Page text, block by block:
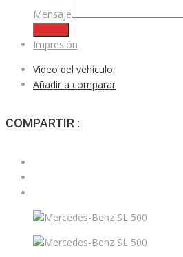
Mensaje
Impresión
Video del vehículo
Añadir a comparar
COMPARTIR :